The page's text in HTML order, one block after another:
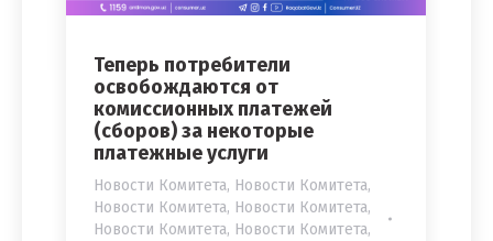
Теперь потребители
освобождаются от
комиссионных платежей
(сборов) за некоторые
платежные услуги
Новости Комитета, Новости Комитета,
Новости Комитета, Новости Комитета,
Новости Комитета, Новости Комитета,